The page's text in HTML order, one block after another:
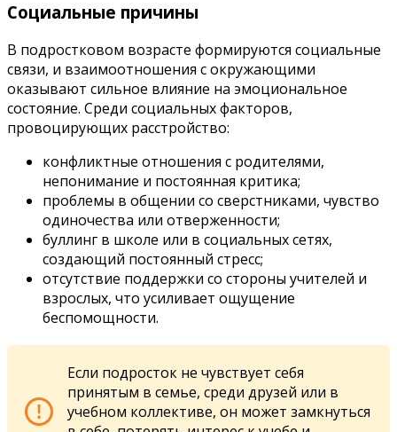
Социальные причины
В подростковом возрасте формируются социальные
связи, и взаимоотношения с окружающими
оказывают сильное влияние на эмоциональное
состояние. Среди социальных факторов,
провоцирующих расстройство:
конфликтные отношения с родителями,
непонимание и постоянная критика;
проблемы в общении со сверстниками, чувство
одиночества или отверженности;
буллинг в школе или в социальных сетях,
создающий постоянный стресс;
отсутствие поддержки со стороны учителей и
взрослых, что усиливает ощущение
беспомощности.
Если подросток не чувствует себя
принятым в семье, среди друзей или в
учебном коллективе, он может замкнуться